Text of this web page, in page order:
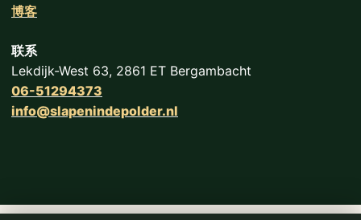
博客
联系
Lekdijk-West 63, 2861 ET Bergambacht
06-51294373
info@slapenindepolder.nl